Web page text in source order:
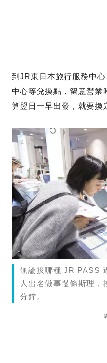
到JR東日本旅行服務中
中心等兌換點，留意營業
算翌日一早出發，就要換
無論換哪種 JR PASS
人出名做事慢條斯理
分鐘。